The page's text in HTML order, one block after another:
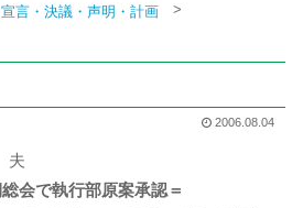
言・決議・声明・計画 >
2006.08.04
会で執行部原案承認＝